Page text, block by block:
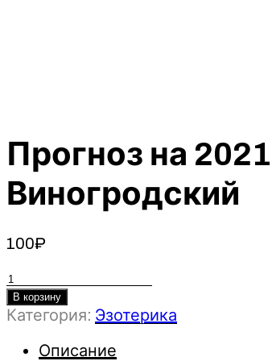
Прогноз на
Виногродский
100₽
Количество
товара
Прогноз
2021
В корзину
Категория: Эзотерика
Описание